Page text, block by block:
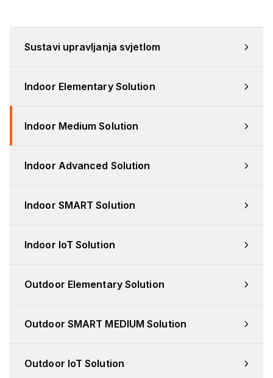
Sustavi upravljanja svjetlom
Indoor Elementary Solution
Indoor Medium Solution
Indoor Advanced Solution
Indoor SMART Solution
Indoor IoT Solution
Outdoor Elementary Solution
Outdoor SMART MEDIUM Solution
Outdoor IoT Solution